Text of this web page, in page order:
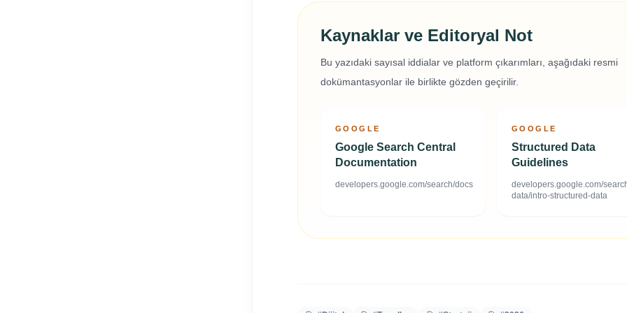
Kaynaklar ve Editoryal Not
Bu yazıdaki sayısal iddialar ve platform çıkarımları, aşağıdaki resmi
dokümantasyonlar ile birlikte gözden geçirilir.
GOOGLE
Google Search Central
Documentation
developers.google.com/search/docs
GOOGLE
Structured Data
Guidelines
developers.google.com/
data/intro-structured-data